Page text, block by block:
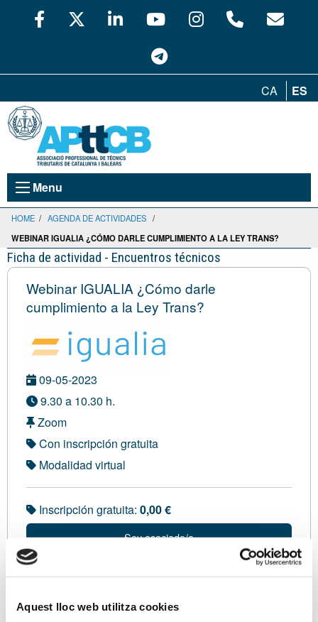
Aquest lloc web utilitza cookies
CA ES
Menu
HOME / AGENDA DE ACTIVIDADES /
WEBINAR IGUALIA ¿CÓMO DARLE CUMPLIMIENTO A LA LEY TRANS?
Ficha de actividad - Encuentros técnicos
Webinar IGUALIA ¿Cómo darle
cumplimiento a la Ley Trans?
09-05-2023
9.30 a 10.30 h.
Zoom
Con inscripción gratuita
Modalidad virtual
Inscripción gratuita: 0,00 €
Soy asociado/a
Inscripción VIRTUAL